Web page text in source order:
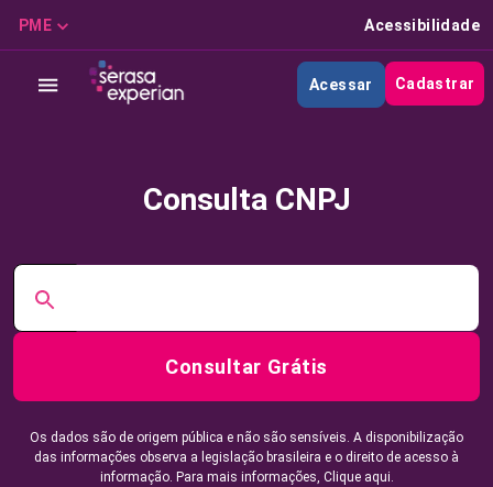
PME Acessibilidade
Acessar Cadastrar
Consulta CNPJ
Consultar Grátis
Os dados são de origem pública e não são sensíveis. A disponibilização
das informações observa a legislação brasileira e o direito de acesso à
informação. Para mais informações, Clique aqui.